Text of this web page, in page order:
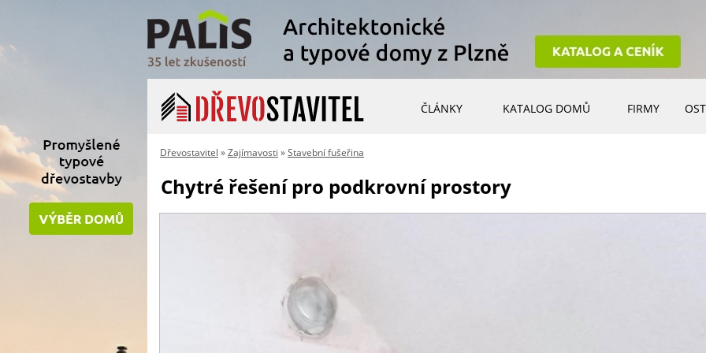
ČLÁNKY KATALOG DOMŮ FIRMY
Dřevostavitel »Zajímavosti »Stavební fušeřina
Chytré řešení pro podkrovní prostory